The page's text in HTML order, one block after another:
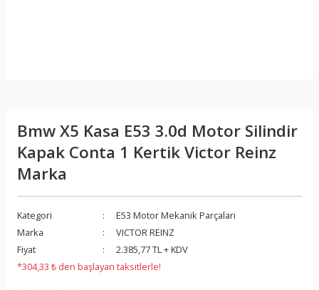
Bmw X5 Kasa E53 3.0d Motor Silindir
Kapak Conta 1 Kertik Victor Reinz
Marka
Kategori
E53 Motor Mekanik Parçaları
Marka
VICTOR REINZ
Fiyat
2.385,77 TL + KDV
*304,33 ₺ den başlayan taksitlerle!